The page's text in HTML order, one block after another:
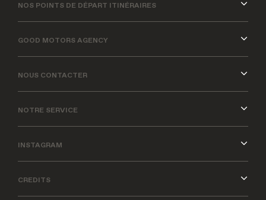
NOS POINTS DE DÉPART ITINÉRAIRES
GOOD MOTORS AGENCY
NOUS CONTACTER
NOTRE SERVICE
INSTAGRAM
CREDITS